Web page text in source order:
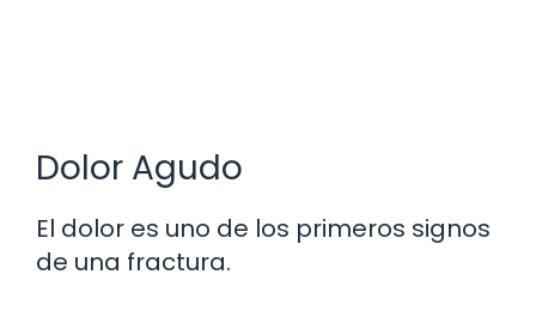
Dolor Agudo
El dolor es uno de los primeros signos
de una fractura.